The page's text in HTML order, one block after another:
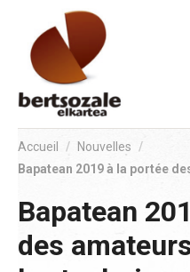
contenu.
Aller
la
navigation
Accueil / Nouvelles /
Bapatean 2019 à la portée
Bapatean
des